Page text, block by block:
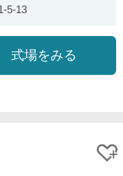
5-13
式場をみる